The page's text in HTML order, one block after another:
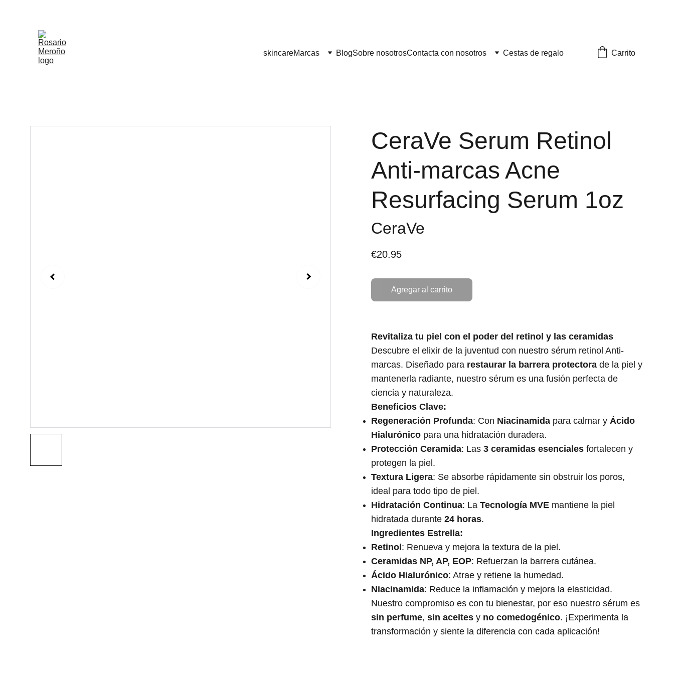
skincareMarcas BlogSobre nosotrosContacta con nosotros Cestas de regalo Carrito
CeraVe Serum Retinol
Anti-marcas Acne
Resurfacing Serum 1oz
CeraVe
€20.95
Agregar al carrito
Revitaliza tu piel con el poder del retinol y las ceramidas
Descubre el elixir de la juventud con nuestro sérum retinol Anti-
marcas. Diseñado para restaurar la barrera protectora de la piel y
mantenerla radiante, nuestro sérum es una fusión perfecta de
ciencia y naturaleza.
Beneficios Clave:
Regeneración Profunda: Con Niacinamida para calmar y Ácido
Hialurónico para una hidratación duradera.
Protección Ceramida: Las 3 ceramidas esenciales fortalecen y
protegen la piel.
Textura Ligera: Se absorbe rápidamente sin obstruir los poros,
ideal para todo tipo de piel.
Hidratación Continua: La Tecnología MVE mantiene la piel
hidratada durante 24 horas.
Ingredientes Estrella:
Retinol : Renueva y mejora la textura de la piel.
Ceramidas NP, AP, EOP: Refuerzan la barrera cutánea.
Ácido Hialurónico: Atrae y retiene la humedad.
Niacinamida: Reduce la inflamación y mejora la elasticidad.
Nuestro compromiso es con tu bienestar, por eso nuestro sérum es
sin perfume, sin aceites y no comedogénico. ¡Experimenta la
transformación y siente la diferencia con cada aplicación!